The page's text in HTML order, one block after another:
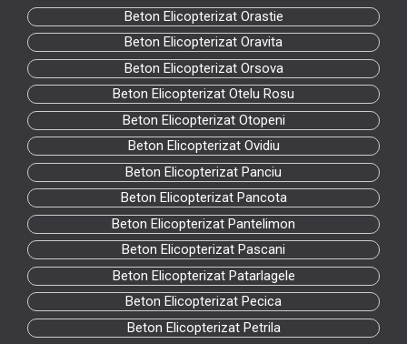
Beton Elicopterizat Orastie
Beton Elicopterizat Oravita
Beton Elicopterizat Orsova
Beton Elicopterizat Otelu Rosu
Beton Elicopterizat Otopeni
Beton Elicopterizat Ovidiu
Beton Elicopterizat Panciu
Beton Elicopterizat Pancota
Beton Elicopterizat Pantelimon
Beton Elicopterizat Pascani
Beton Elicopterizat Patarlagele
Beton Elicopterizat Pecica
Beton Elicopterizat Petrila